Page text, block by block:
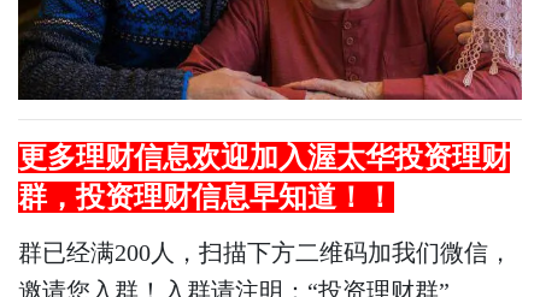
更多理财信息欢迎加入渥太华投资理财
群，投资理财信息早知道！！
群已经满200人，扫描下方二维码加我们微信，
邀请您入群！入群请注明：“投资理财群”